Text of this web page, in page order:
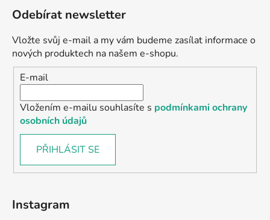
Odebírat newsletter
Vložte svůj e-mail a my vám budeme zasílat informace o
nových produktech na našem e-shopu.
E-mail
Vložením e-mailu souhlasíte s podmínkami ochrany
osobních údajů
PŘIHLÁSIT SE
Instagram